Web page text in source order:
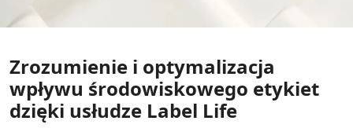
Zrozumienie i optymalizacja
wpływu środowiskowego etykiet
dzięki usłudze Label Life